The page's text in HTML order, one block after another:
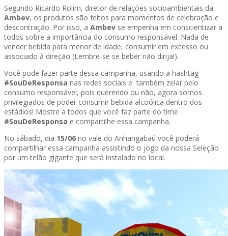
Segundo Ricardo Rolim, diretor de relações socioambientais da
Ambev, os produtos são feitos para momentos de celebração e
descontração. Por isso, a Ambev se empenha em conscientizar a
todos sobre a importância do consumo responsável. Nada de
vender bebida para menor de idade, consumir em excesso ou
associado à direção (Lembre-se se beber não dirija!).
Você pode fazer parte dessa campanha, usando a hashtag
#SouDeResponsa nas redes sociais e também zelar pelo
consumo responsável, pois querendo ou não, agora somos
privilegiados de poder consumir bebida alcoólica dentro dos
estádios! Mostre a todos que você faz parte do time
#SouDeResponsa e compartilhe essa campanha.
No sábado, dia 15/06 no vale do Anhangabaú você poderá
compartilhar essa campanha assistindo o jogo da nossa Seleção
por um telão gigante que será instalado no local.